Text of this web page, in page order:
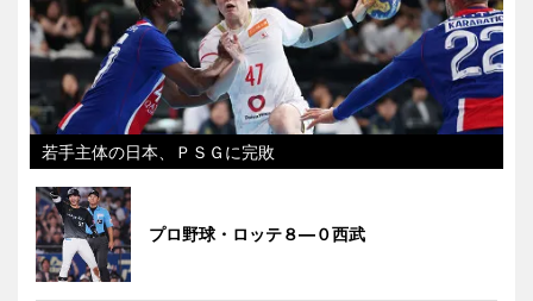
若手主体の日本、ＰＳＧに完敗
プロ野球・ロッテ８―０西武